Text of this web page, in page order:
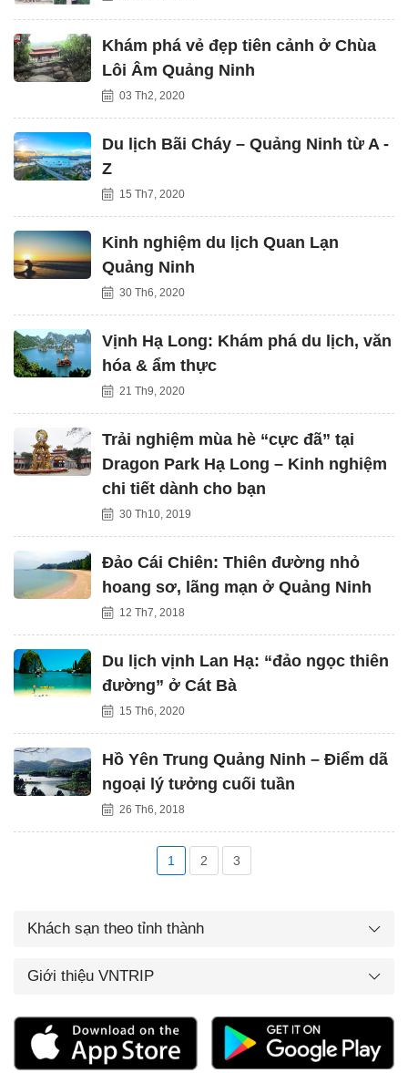
Khám phá vẻ đẹp tiên cảnh ở Chùa
Lôi Âm Quảng Ninh
03 Th2, 2020
Du lịch Bãi Cháy – Quảng Ninh từ A -
Z
15 Th7, 2020
Kinh nghiệm du lịch Quan Lạn
Quảng Ninh
30 Th6, 2020
Vịnh Hạ Long: Khám phá du lịch, văn
hóa & ẩm thực
21 Th9, 2020
Trải nghiệm mùa hè “cực đã” tại
Dragon Park Hạ Long – Kinh nghiệm
chi tiết dành cho bạn
30 Th10, 2019
Đảo Cái Chiên: Thiên đường nhỏ
hoang sơ, lãng mạn ở Quảng Ninh
12 Th7, 2018
Du lịch vịnh Lan Hạ: “đảo ngọc thiên
đường” ở Cát Bà
15 Th6, 2020
Hồ Yên Trung Quảng Ninh – Điểm dã
ngoại lý tưởng cuối tuần
26 Th6, 2018
1 2 3
Khách sạn theo tỉnh thành
Giới thiệu VNTRIP